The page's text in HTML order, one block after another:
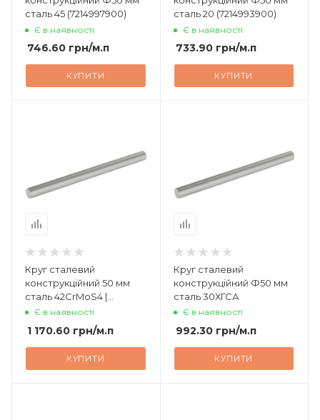
сталь 45 (7214997900)
Є в наявності
746.60 грн/м.п
КУПИТИ
сталь 20 (7214993900)
Є в наявності
733.90грн/м.п
КУПИТИ
Круг сталевий
конструкційний 50 мм
сталь 42CrMoS4 |
7228306900
Є в наявності
1 170.60 грн/м.п
КУПИТИ
Круг сталевий
конструкційний Ф50 мм
сталь 30ХГСА
Є в наявності
992.30грн/м.п
КУПИТИ